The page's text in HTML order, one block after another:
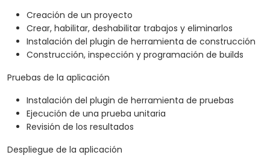
Creación de un proyecto
Crear, habilitar, deshabilitar trabajos y eliminarlos
Instalación del plugin de herramienta de construcción
Construcción, inspección y programación de builds
Pruebas de la aplicación
Instalación del plugin de herramienta de pruebas
Ejecución de una prueba unitaria
Revisión de los resultados
Despliegue de la aplicación